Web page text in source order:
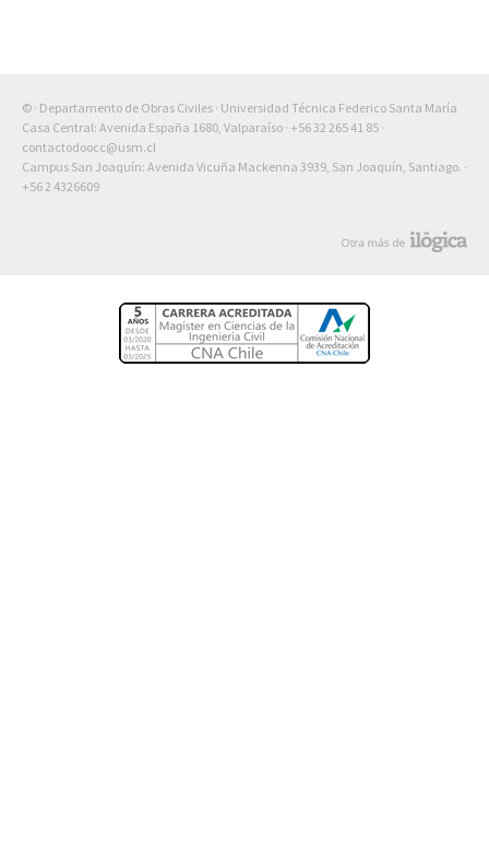
© · Departamento de Obras Civiles · Universidad Técnica Federico Santa María
Casa Central: Avenida España 1680, Valparaíso · +56 32 265 41 85 ·
contactodoocc@usm.cl
Campus San Joaquín: Avenida Vicuña Mackenna 3939, San Joaquín, Santiago. ·
+56 2 4326609